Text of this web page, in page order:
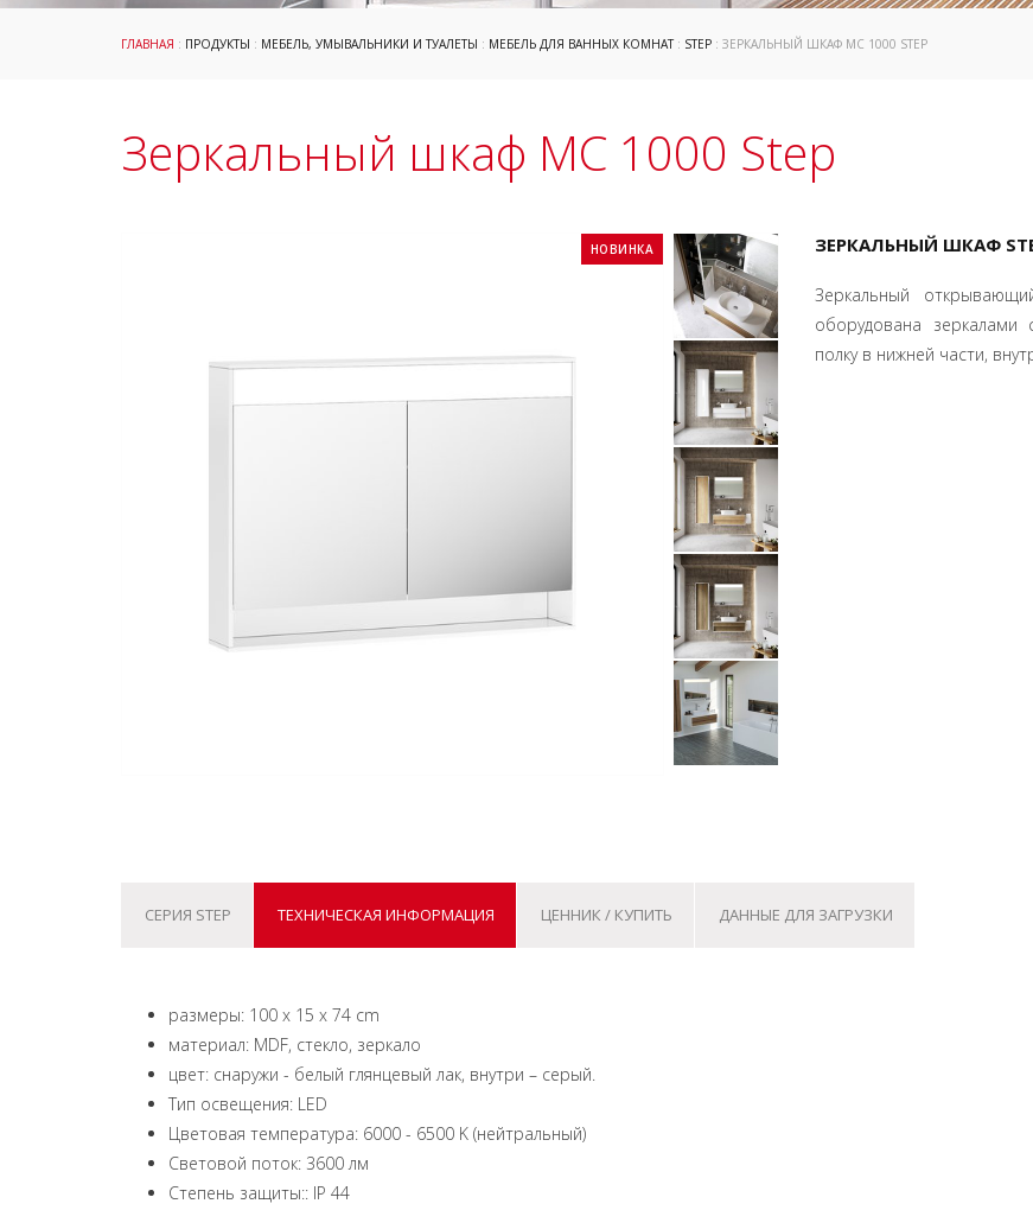
ГЛАВНАЯ : ПРОДУКТЫ : МЕБЕЛЬ, УМЫВАЛЬНИКИ И ТУАЛЕТЫ : МЕБЕЛЬ ДЛЯ ВАННЫХ КОМНАТ: STEP : ЗЕРКАЛЬНЫЙ ШКАФ MC 1000 STEP
Зеркальный шкаф MC 1000 Step
НОВИНКА ЗЕРКАЛЬНЫЙ ШКАФ
Зеркальный
оборудована зеркалами
полку в нижней части,
СЕРИЯ STEP ТЕХНИЧЕСКАЯ ИНФОРМАЦИЯ ЦЕННИК / КУПИТЬ ДАННЫЕ ДЛЯ ЗАГРУЗКИ
размеры: 100 x 15 x 74 cm
материал: MDF, стекло, зеркало
цвет: снаружи - белый глянцевый лак, внутри – серый.
Тип освещения: LED
Цветовая температура: 6000 - 6500 K (нейтральный)
Световой поток: 3600 лм
Степень защиты:: IP 44